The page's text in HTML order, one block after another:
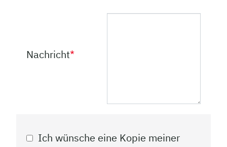
Nachricht*
Ich wünsche eine Kopie meiner